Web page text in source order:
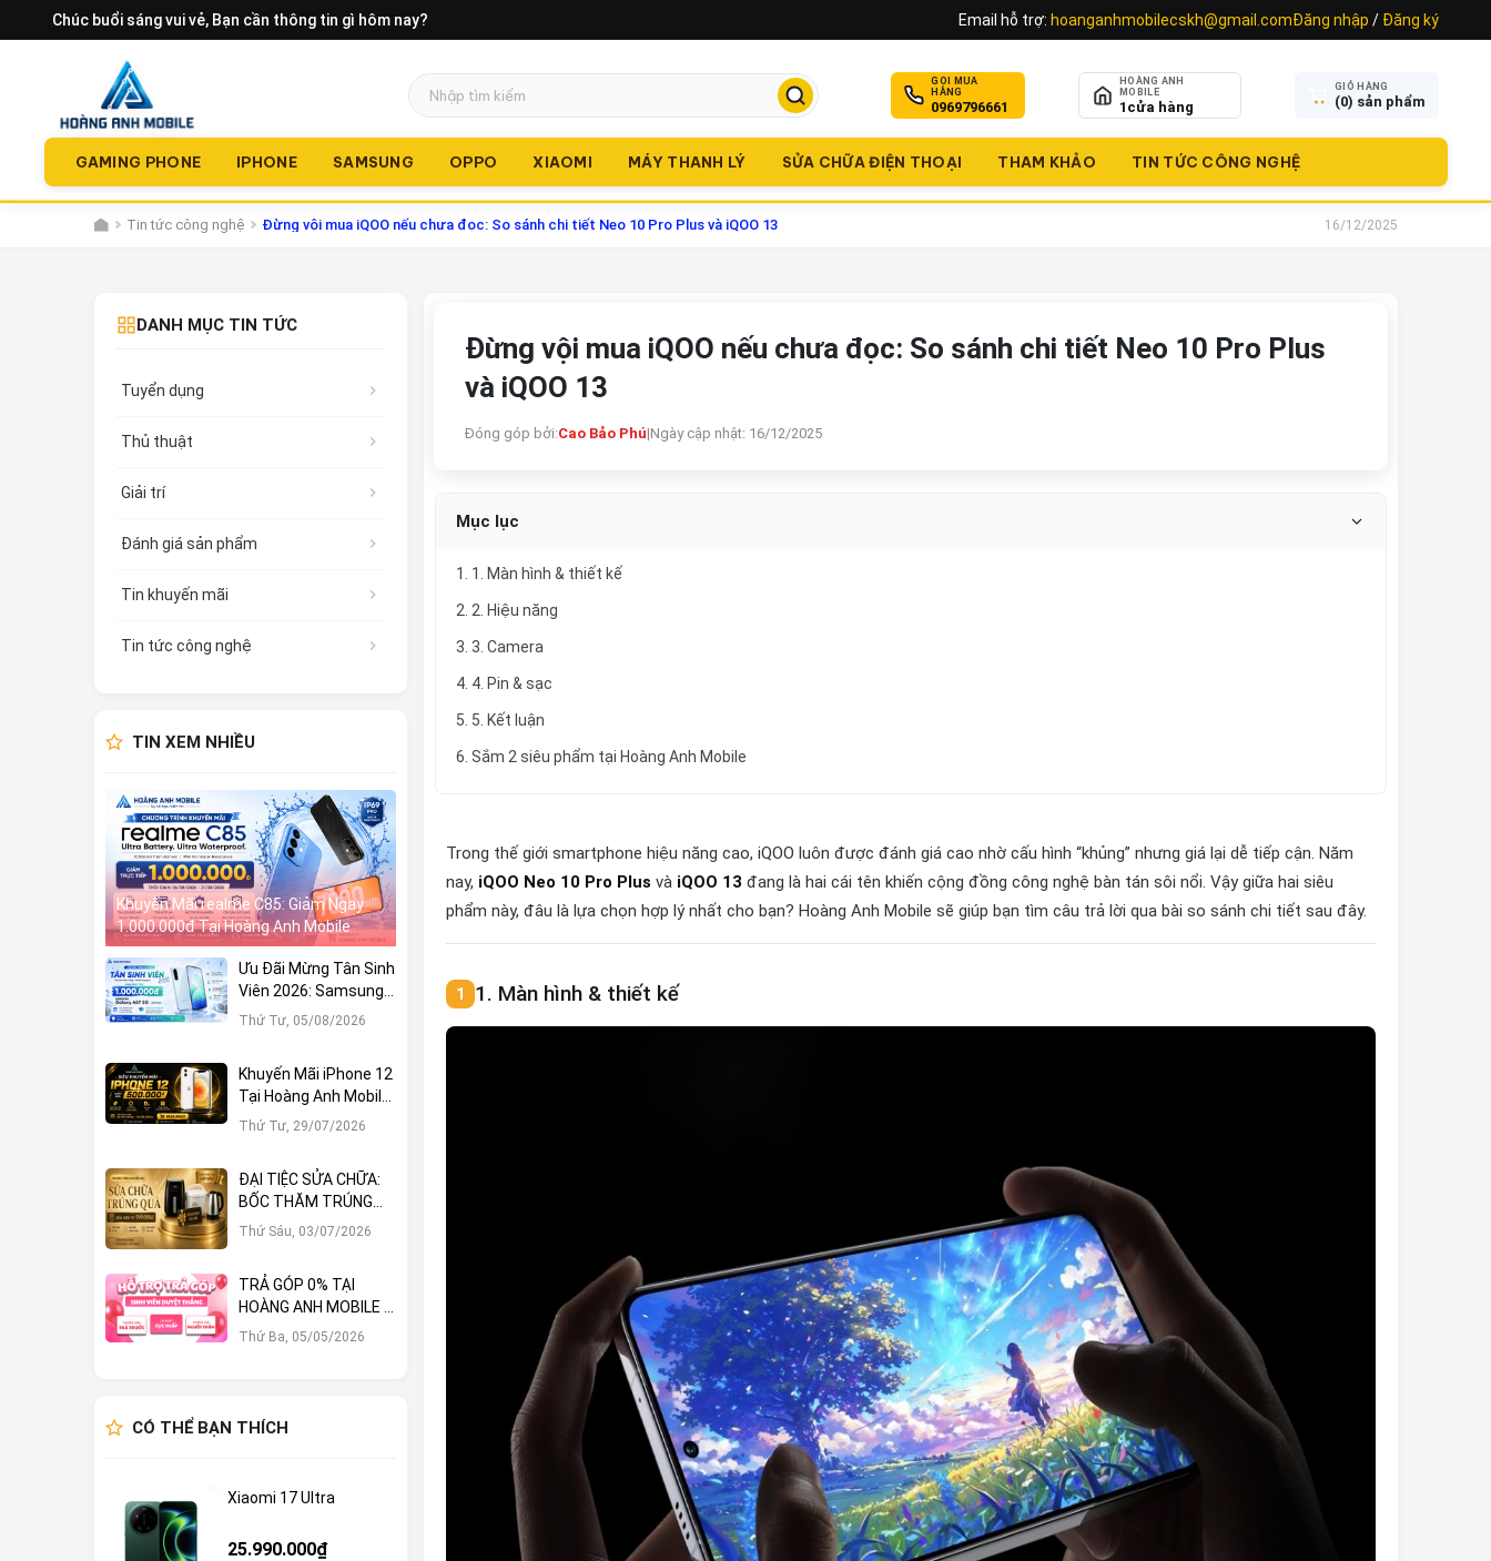
Chúc buổi sáng vui vẻ, Bạn cần thông tin gì hôm nay? Email hỗ trợ: hoanganhmobilecskh@gmail.comĐăng nhập / Đăng ký
GỌI MUA
HÀNG
0969796661
HOÀNG ANH
MOBILE
1 cửa hàng
GIỎ HÀNG
(0) sản phẩm
GAMING PHONE IPHONE SAMSUNG OPPO XIAOMI MÁY THANH LÝ SỬA CHỮA ĐIỆN THOẠI THAM KHẢO TIN TỨC CÔNG NGHỆ
Tin tức công nghệ Đừng vội mua iQOO nếu chưa đọc: So sánh chi tiết Neo 10 Pro Plus và iQOO 13 16/12/2025
Đừng vội mua iQOO nếu chưa đọc: So sánh chi tiết Neo 10 Pro Plus
và iQOO 13
Đóng góp bởi:Cao Bảo Phú|Ngày cập nhật: 16/12/2025
Mục lục
1. 1. Màn hình & thiết kế
2. 2. Hiệu năng
3. 3. Camera
4. 4. Pin & sạc
5. 5. Kết luận
6. Sắm 2 siêu phẩm tại Hoàng Anh Mobile
Trong thế giới smartphone hiệu năng cao, iQOO luôn được đánh giá cao nhờ cấu hình “khủng” nhưng giá lại dễ tiếp cận. Năm
nay, iQOO Neo 10 Pro Plus và iQOO 13 đang là hai cái tên khiến cộng đồng công nghệ bàn tán sôi nổi. Vậy giữa hai siêu
phẩm này, đâu là lựa chọn hợp lý nhất cho bạn? Hoàng Anh Mobile sẽ giúp bạn tìm câu trả lời qua bài so sánh chi tiết sau đây.
1. Màn hình & thiết kế
DANH MỤC TIN TỨC
Tuyển dụng
Thủ thuật
Giải trí
Đánh giá sản phẩm
Tin khuyến mãi
Tin tức công nghệ
TIN XEM NHIỀU
Khuyến Mãi realme C85: Giảm Ngay
1.000.000đ Tại Hoàng Anh Mobile
Ưu Đãi Mừng Tân Sinh
Viên 2026: Samsung
Galaxy A57 5G Giảm
Thứ Tư, 05/08/2026
Khuyến Mãi iPhone 12
Tại Hoàng Anh Mobile:
Sở Hữu Ngay Với Hàng
Thứ Tư, 29/07/2026
ĐẠI TIỆC SỬA CHỮA:
BỐC THĂM TRÚNG
LỚN – CƠ HỘI NHẬN
Thứ Sáu, 03/07/2026
TRẢ GÓP 0% TẠI
HOÀNG ANH MOBILE –
KHÔNG TRẢ TRƯỚC,
Thứ Ba, 05/05/2026
CÓ THỂ BẠN THÍCH
Xiaomi 17 Ultra
25.990.000₫